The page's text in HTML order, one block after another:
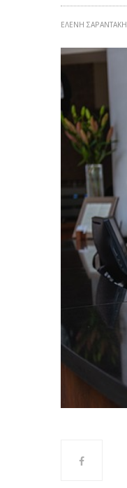
ΕΛΕΝΗ ΣΑΡΑΝΤΑΚΗ